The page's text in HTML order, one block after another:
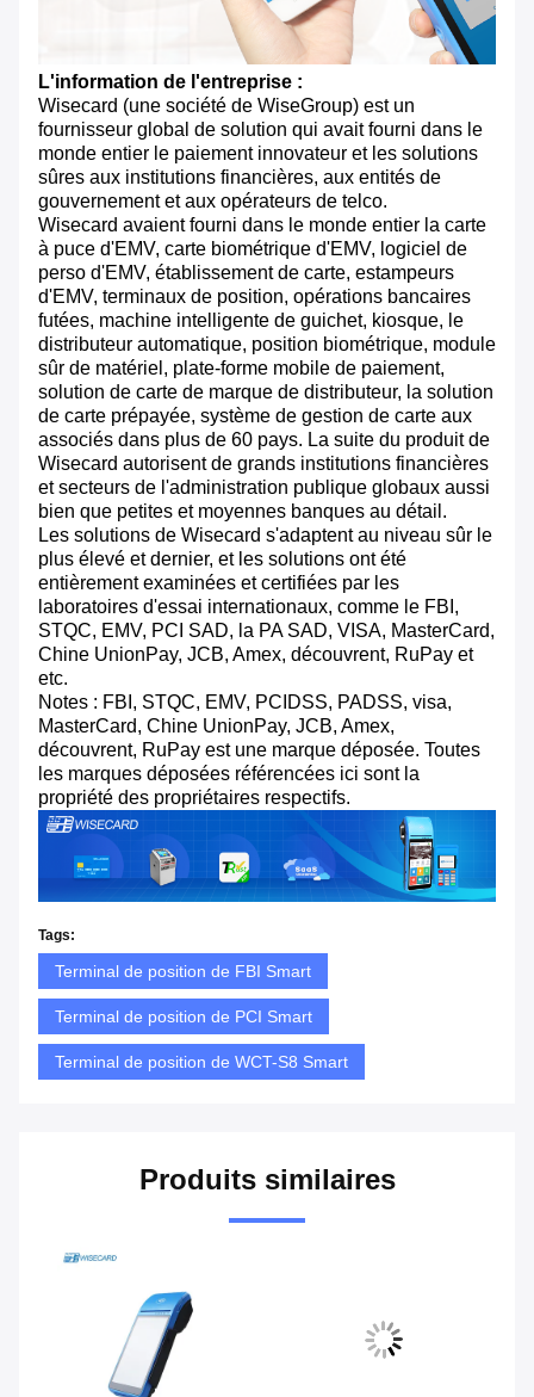
L'information de l'entreprise :
Wisecard (une société de WiseGroup) est un
fournisseur global de solution qui avait fourni dans le
monde entier le paiement innovateur et les solutions
sûres aux institutions financières, aux entités de
gouvernement et aux opérateurs de telco.
Wisecard avaient fourni dans le monde entier la carte
à puce d'EMV, carte biométrique d'EMV, logiciel de
perso d'EMV, établissement de carte, estampeurs
d'EMV, terminaux de position, opérations bancaires
futées, machine intelligente de guichet, kiosque, le
distributeur automatique, position biométrique, module
sûr de matériel, plate-forme mobile de paiement,
solution de carte de marque de distributeur, la solution
de carte prépayée, système de gestion de carte aux
associés dans plus de 60 pays. La suite du produit de
Wisecard autorisent de grands institutions financières
et secteurs de l'administration publique globaux aussi
bien que petites et moyennes banques au détail.
Les solutions de Wisecard s'adaptent au niveau sûr le
plus élevé et dernier, et les solutions ont été
entièrement examinées et certifiées par les
laboratoires d'essai internationaux, comme le FBI,
STQC, EMV, PCI SAD, la PA SAD, VISA, MasterCard,
Chine UnionPay, JCB, Amex, découvrent, RuPay et
etc.
Notes : FBI, STQC, EMV, PCIDSS, PADSS, visa,
MasterCard, Chine UnionPay, JCB, Amex,
découvrent, RuPay est une marque déposée. Toutes
les marques déposées référencées ici sont la
propriété des propriétaires respectifs.
Tags:
Terminal de position de FBI Smart
Terminal de position de PCI Smart
Terminal de position de WCT-S8 Smart
Produits similaires